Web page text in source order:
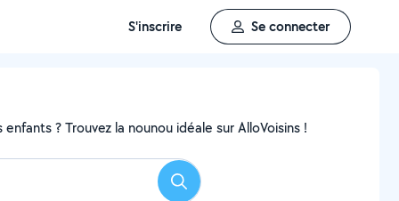
S'inscrire Se connecter
? Trouvez la nounou idéale sur AlloVoisins !
Rechercher